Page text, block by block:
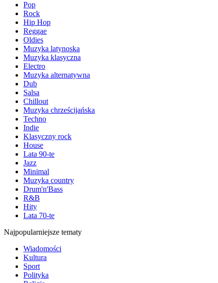
Pop
Rock
Hip Hop
Reggae
Oldies
Muzyka latynoska
Muzyka klasyczna
Electro
Muzyka alternatywna
Dub
Salsa
Chillout
Muzyka chrześcijańska
Techno
Indie
Klasyczny rock
House
Lata 90-te
Jazz
Minimal
Muzyka country
Drum'n'Bass
R&B
Hity
Lata 70-te
Najpopularniejsze tematy
Wiadomości
Kultura
Sport
Polityka